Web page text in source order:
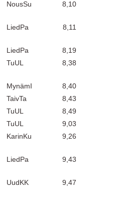
NousSu 8,10
LiedPa 8,11
LiedPa
8,19
TuUL 8,38
MynämI
8,40
TaivTa
8,43
TuUL
8,49
TuUL
9,03
KarinKu 9,26
LiedPa 9,43
UudKK 9,47